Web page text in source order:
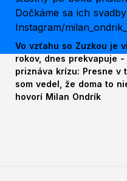
Vo vzťahu so Zuzkou je
rokov, dnes prekvapuje -
priznáva krízu: Presne v
som vedel, že doma to
hovorí Milan Ondrík